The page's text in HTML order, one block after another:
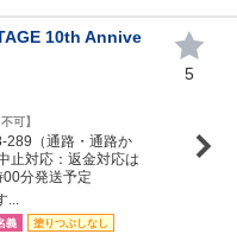
10th Annive
可】
289（通路・通路か
止対応：返金対応は
分発送予定
...
義
塗りつぶしなし
5